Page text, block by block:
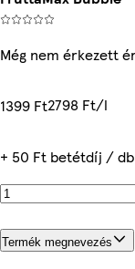
Még nem érkezett
1399 Ft2798 Ft/l
+ 50 Ft betétdíj / db
Termék megnevezés